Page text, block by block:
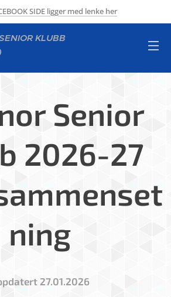
SIDE ligger med lenke her
KLUBB
Senior
2026-27
ning
27.01.2026